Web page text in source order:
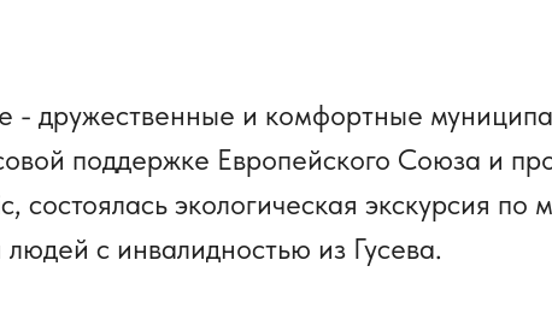
- дружественные и комфортные
поддержке Европейского Союза и
экологическая экскурсия по
с инвалидностью из Гусева.